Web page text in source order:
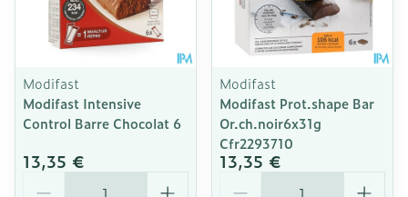
Modifast
Modifast Intensive
Control Barre Chocolat 6
13,35 €
Modifast
Modifast Prot.shape Bar
Or.ch.noir6x31g
Cfr2293710
13,35 €